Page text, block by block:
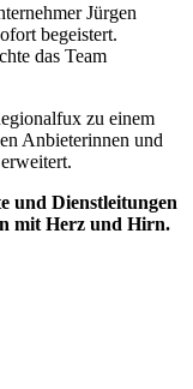
Jürgen
begeistert.
das Team
zu einem
Anbieterinnen und
und Dienstleitungen
mit Herz und Hirn.